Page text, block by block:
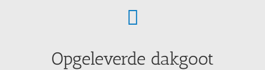
Opgeleverde dakgoot